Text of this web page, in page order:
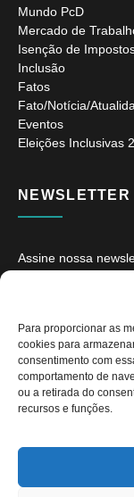
Para proporcionar as
cookies para
consentimento com
comportamento de
ou a retirada do
recursos e funções.
Mundo PcD
Mercado de
Isenção de
Inclusão
Fatos
Fato/Notícia/
Eventos
Eleições Inclusivas
NEWSLETTER
Assine nossa